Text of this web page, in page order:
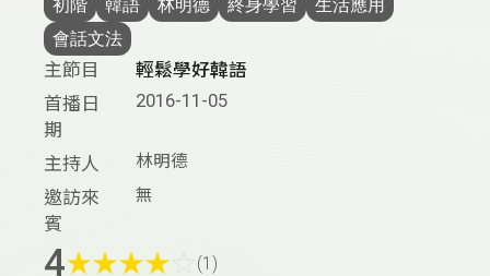
初階 韓語 林明德 終身學習
生活應用
會話文法
主節目
輕鬆學好韓語
首播日
期
2016-11-05
主持人 林明德
邀訪來
賓
無
4★★★★ (1)